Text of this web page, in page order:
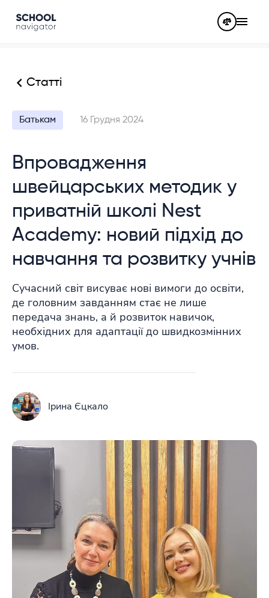
Статті
Батькам 16 Грудня 2024
Впровадження
швейцарських методик у
приватній школі Nest
Academy: новий підхід до
навчання та розвитку учнів
Сучасний світ висуває нові вимоги до освіти,
де головним завданням стає не лише
передача знань, а й розвиток навичок,
необхідних для адаптації до швидкозмінних
умов.
Ірина Єцкало